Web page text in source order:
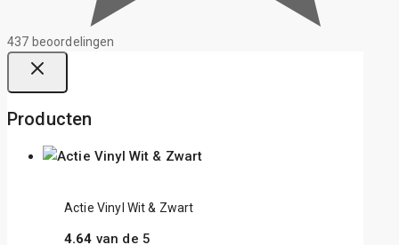
437 beoordelingen
Producten
Actie Vinyl Wit & Zwart
4.64 van de 5